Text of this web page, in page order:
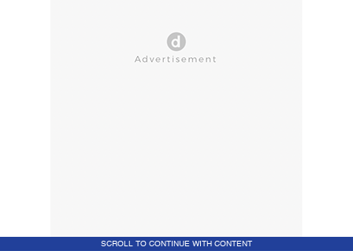
SCROLL TO CONTINUE WITH CONTENT